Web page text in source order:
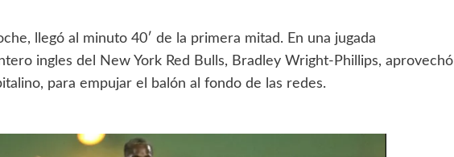
llegó al minuto 40′ de la primera mitad. En una jugada
ingles del New York Red Bulls, Bradley Wright-Phillips, aprovechó
para empujar el balón al fondo de las redes.